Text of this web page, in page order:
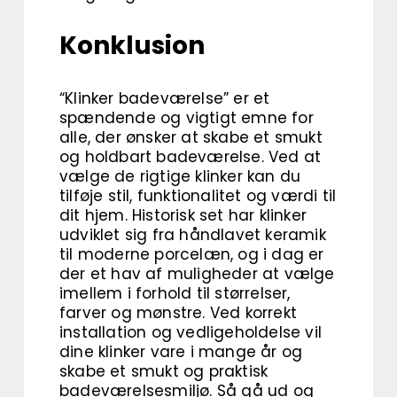
Konklusion
“Klinker badeværelse” er et
spændende og vigtigt emne for
alle, der ønsker at skabe et smukt
og holdbart badeværelse. Ved at
vælge de rigtige klinker kan du
tilføje stil, funktionalitet og værdi til
dit hjem. Historisk set har klinker
udviklet sig fra håndlavet keramik
til moderne porcelæn, og i dag er
der et hav af muligheder at vælge
imellem i forhold til størrelser,
farver og mønstre. Ved korrekt
installation og vedligeholdelse vil
dine klinker vare i mange år og
skabe et smukt og praktisk
badeværelsesmiljø. Så gå ud og